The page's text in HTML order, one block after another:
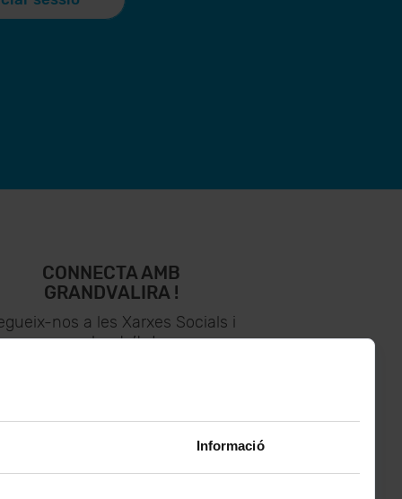
Informació
CONNECTA AMB
GRANDVALIRA !
nos a les Xarxes Socials i
assabenta’t de